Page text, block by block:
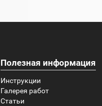
Полезная информация
Инструкции
Галерея работ
Статьи